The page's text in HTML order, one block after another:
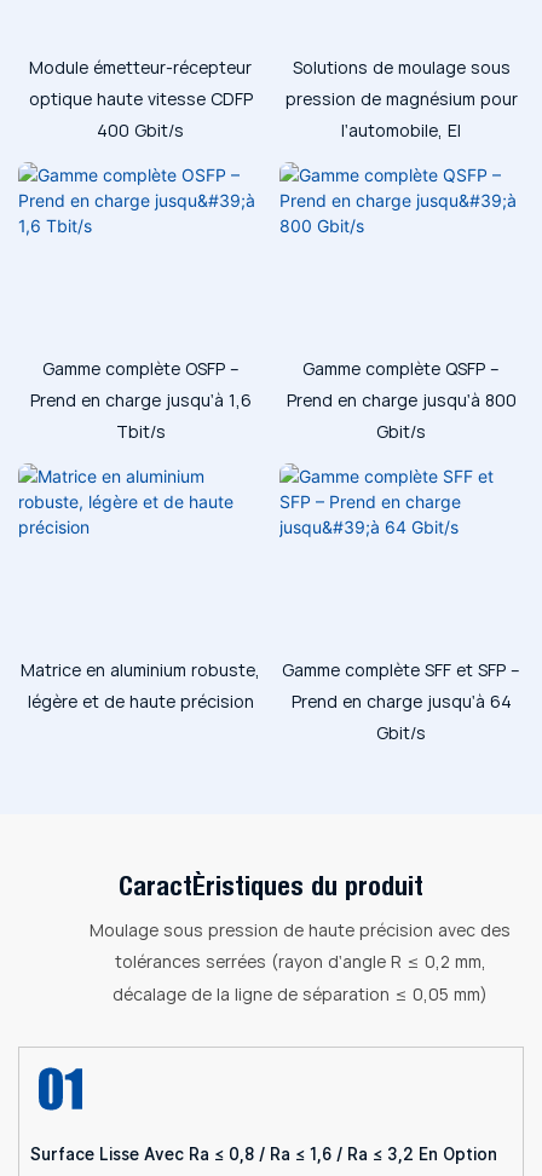
Module émetteur-récepteur
optique haute vitesse CDFP
400 Gbit/s
Solutions de moulage sous
pression de magnésium pour
l'automobile, El
Gamme complète OSFP –
Prend en charge jusqu'à 1,6
Tbit/s
Gamme complète QSFP –
Prend en charge jusqu'à 800
Gbit/s
Matrice en aluminium robuste,
légère et de haute précision
Gamme complète SFF et SFP –
Prend en charge jusqu'à 64
Gbit/s
Caractéristiques du produit
Moulage sous pression de haute précision avec des
tolérances serrées (rayon d'angle R ≤ 0,2 mm,
décalage de la ligne de séparation ≤ 0,05 mm)
Surface Lisse Avec Ra ≤ 0,8 / Ra ≤ 1,6 / Ra ≤ 3,2 En Option